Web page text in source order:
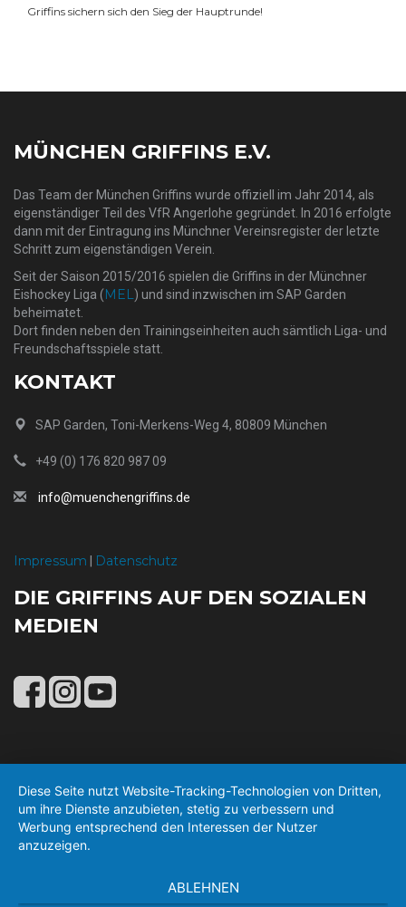
Griffins sichern sich den Sieg der Hauptrunde!
MÜNCHEN GRIFFINS E.V.
Das Team der München Griffins wurde offiziell im Jahr 2014, als
eigenständiger Teil des VfR Angerlohe gegründet. In 2016 erfolgte
dann mit der Eintragung ins Münchner Vereinsregister der letzte
Schritt zum eigenständigen Verein.
Seit der Saison 2015/2016 spielen die Griffins in der Münchner
Eishockey Liga (MEL) und sind inzwischen im SAP Garden
beheimatet.
Dort finden neben den Trainingseinheiten auch sämtlich Liga- und
Freundschaftsspiele statt.
KONTAKT
SAP Garden, Toni-Merkens-Weg 4, 80809 München
+49 (0) 176 820 987 09
info@muenchengriffins.de
Impressum Datenschutz
DIE GRIFFINS AUF DEN SOZIALEN
MEDIEN
Diese Seite nutzt Website-Tracking-Technologien von Dritten,
um ihre Dienste anzubieten, stetig zu verbessern und
Werbung entsprechend den Interessen der Nutzer
anzuzeigen.
ABLEHNEN